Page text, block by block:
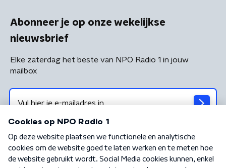
Abonneer je op onze wekelijkse
nieuwsbrief
Elke zaterdag het beste van NPO Radio 1 in jouw
mailbox
Algemene voorwaarden